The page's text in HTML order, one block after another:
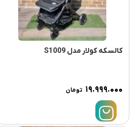
کالسکه کولار مدل S1009
۱۹.۹۹۹.۰۰۰ تومان